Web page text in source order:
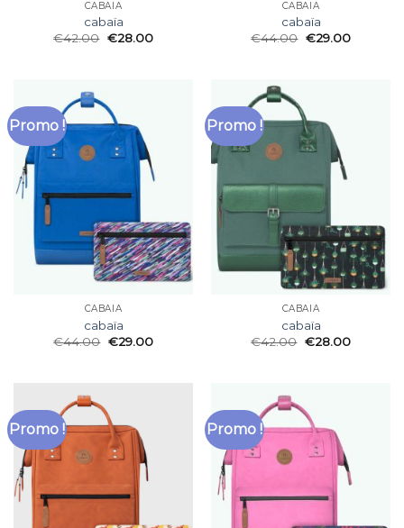
CABAÏA
cabaïa
€42.00 €28.00
CABAÏA
cabaïa
€44.00 €29.00
Promo !
CABAÏA
cabaïa
€44.00 €29.00
Promo !
CABAÏA
cabaïa
€42.00 €28.00
Promo ! Promo !